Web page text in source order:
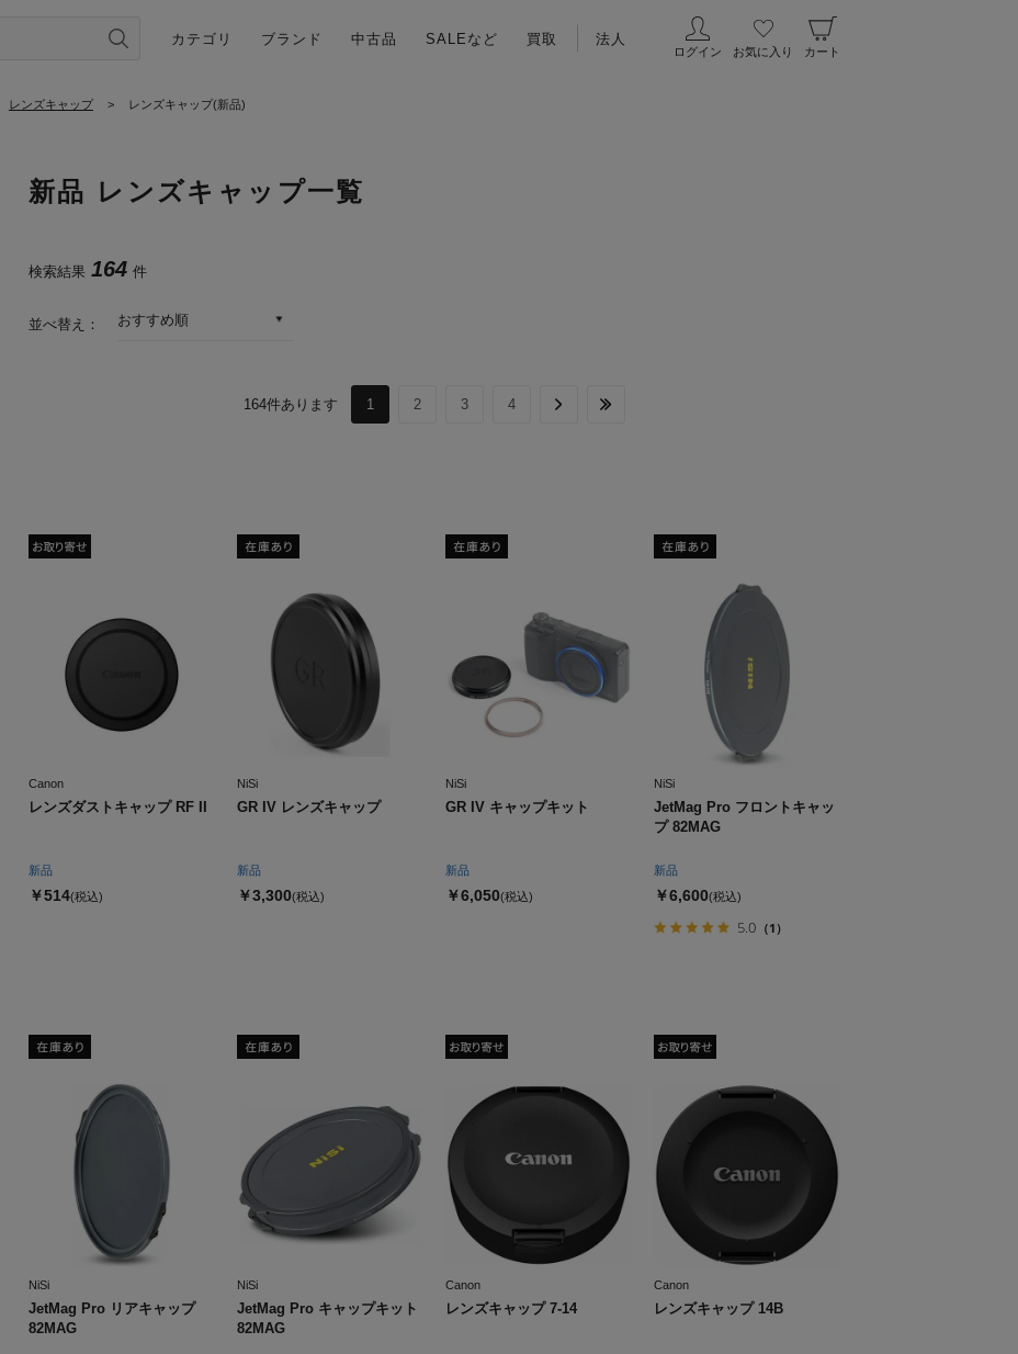
カテゴリ ブランド 中古品 SALEなど 買取 法人
ログイン お気に入り カート
レンズキャップ > レンズキャップ(新品)
新品 レンズキャップ一覧
検索結果 164 件
並べ替え： おすすめ順
164件あります 1 2 3 4
新品
Canon
レンズダストキャップ RF II
￥514(税込)
新品
NiSi
GR IV レンズキャップ
￥3,300(税込)
新品
NiSi
GR IV キャップキット
￥6,050(税込)
新品
NiSi
JetMag Pro フロントキャッ
プ 82MAG
￥6,600(税込)
5.0 （1）
NiSi
JetMag Pro リアキャップ
82MAG
NiSi
JetMag Pro キャップキット
82MAG
Canon
レンズキャップ 7-14
Canon
レンズキャップ 14B